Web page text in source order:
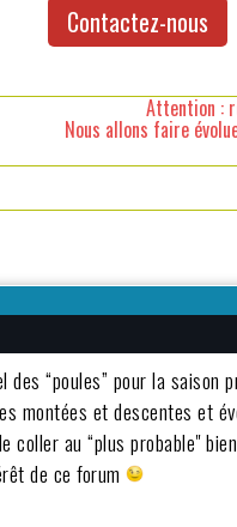
Contactez-nous
Attention :
Nous allons faire
“poules” pour la
montées et descentes et
au “plus probable"
de ce forum